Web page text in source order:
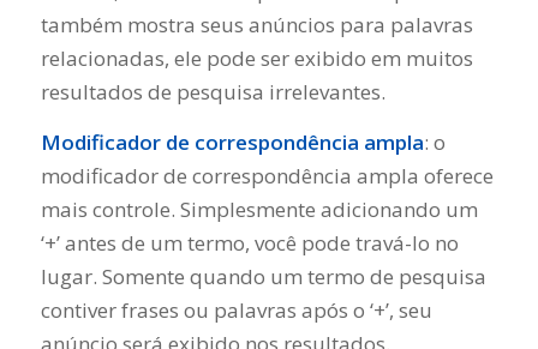
também mostra seus anúncios para palavras
relacionadas, ele pode ser exibido em muitos
resultados de pesquisa irrelevantes.
Modificador de correspondência ampla: o
modificador de correspondência ampla oferece
mais controle. Simplesmente adicionando um
‘+’ antes de um termo, você pode travá-lo no
lugar. Somente quando um termo de pesquisa
contiver frases ou palavras após o ‘+’, seu